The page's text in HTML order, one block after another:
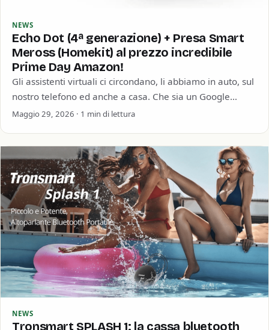
NEWS
Echo Dot (4ª generazione) + Presa Smart
Meross (Homekit) al prezzo incredibile
Prime Day Amazon!
Gli assistenti virtuali ci circondano, li abbiamo in auto, sul
nostro telefono ed anche a casa. Che sia un Google
Home, un…
Maggio 29, 2026 · 1 min di lettura
NEWS
Tronsmart SPLASH 1: la cassa bluetooth